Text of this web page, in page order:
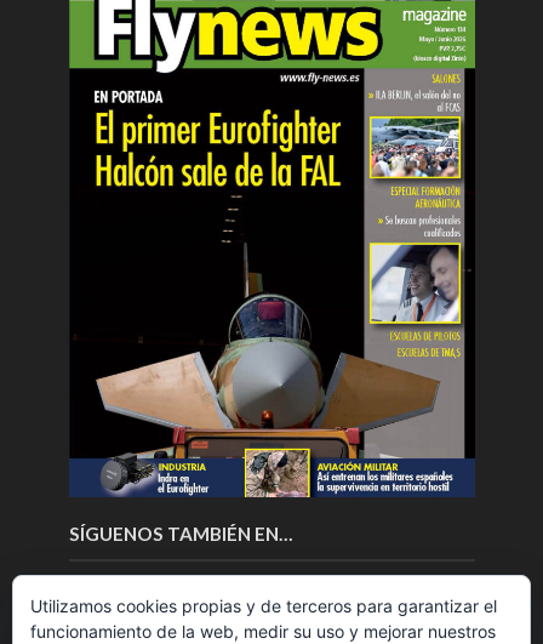
SÍGUENOS TAMBIÉN EN…
Utilizamos cookies propias y de terceros para garantizar el
funcionamiento de la web, medir su uso y mejorar nuestros